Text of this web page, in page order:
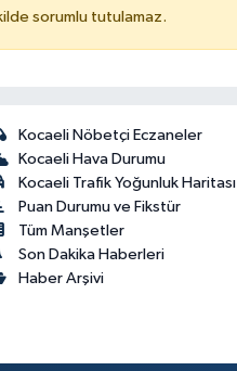
sorumlu tutulamaz.
Kocaeli Nöbetçi Eczaneler
Kocaeli Hava Durumu
Kocaeli Trafik Yoğunluk Haritası
Puan Durumu ve Fikstür
Tüm Manşetler
Son Dakika Haberleri
Haber Arşivi